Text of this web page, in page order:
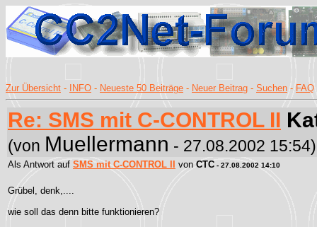
Zur Übersicht - INFO - Neueste 50 Beiträge - Neuer Beitrag - Suchen - FAQ
Re: SMS mit C-CONTROL II
(von Muellermann - 27.08.2002 15:54)
Als Antwort auf SMS mit C-CONTROL II von CTC - 27.08.2002 14:10
Grübel, denk,....
wie soll das denn bitte funktionieren?